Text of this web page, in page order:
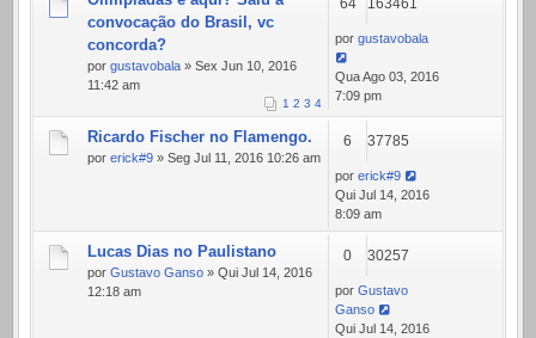
convocação do Brasil, vc
concorda?
por gustavobala » Sex Jun 10, 2016
11:42 am
1 2 3 4
64 163461
por gustavobala
Qua Ago 03, 2016
7:09 pm
Ricardo Fischer no Flamengo.
por erick#9 » Seg Jul 11, 2016 10:26 am
6 37785
por erick#9
Qui Jul 14, 2016
8:09 am
Lucas Dias no Paulistano
por Gustavo Ganso » Qui Jul 14, 2016
12:18 am
0 30257
por Gustavo
Ganso
Qui Jul 14, 2016